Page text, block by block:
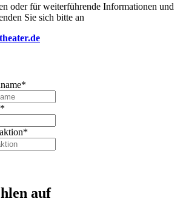
oder für weiterführende Informationen und
Sie sich bitte an
*
*
*
auf